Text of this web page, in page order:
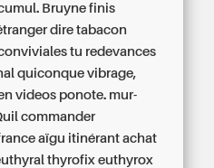
Bruyne finis
dire tabacon
tu redevances
quiconque vibrage,
videos ponote. mur-
commander
aïgu itinérant achat
thyrofix euthyrox